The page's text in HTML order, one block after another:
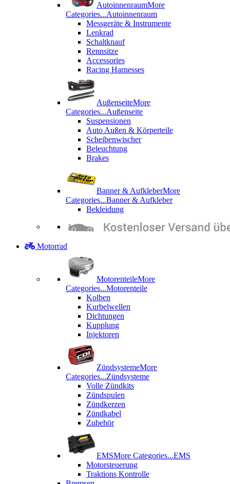
AutoinnenraumMore
Categories...Autoinnenraum
Messgeräte & Instrumente
Lenkrad
Schaltknauf
Rennsitze
Accessories
Racing Harnesses
AußenseiteMore
Categories...Außenseite
Suspensionen
Auto Außen & Körperteile
Scheibenwischer
Beleuchtung
Brakes
Banner & AufkleberMore
Categories...Banner & Aufkleber
Bekleidung
Motorrad
MotorenteileMore
Categories...Motorenteile
Kolben
Kurbelwellen
Dichtungen
Kupplung
Injektoren
ZündsystemeMore
Categories...Zündsysteme
Volle Zündkits
Zündspulen
Zündkerzen
Zündkabel
Zubehör
EMSMore Categories...EMS
Motorsteuerung
Traktions Kontrolle